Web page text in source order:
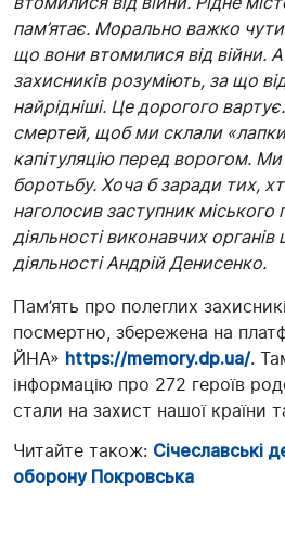
пам’ятає. Морально важко чути
що вони втомилися від війни.
захисників розуміють, за що
найрідніші. Це дорогого
смертей, щоб ми склали
капітуляцію перед ворогом.
боротьбу. Хоча б заради тих,
наголосив заступник міського
діяльності виконавчих
діяльності Андрій Денисенко.
Пам’ять про полеглих
посмертно, збережена на
ЙНА» https://memory.dp.ua/.
інформацію про 272 героїв
стали на захист нашої країни
Читайте також: Січеславські
оборону Покровська